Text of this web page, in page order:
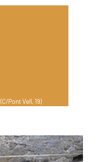
Pont Vell, 19)